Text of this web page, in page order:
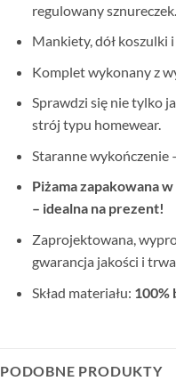
regulowany sznureczek.
Mankiety, dół koszulki
Komplet wykonany z
Sprawdzi się nie tylko
strój typu homewear.
Staranne wykończenie
Piżama zapakowana
– idealna na prezent!
Zaprojektowana,
gwarancja jakości i
Skład materiału: 100%
PODOBNE PRODUKTY